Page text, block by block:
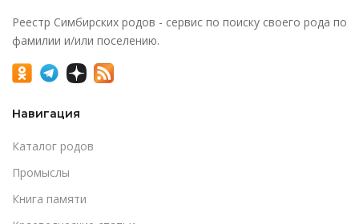
Реестр Симбирских родов - сервис по поиску своего рода по
фамилии и/или поселению.
Навигация
Каталог родов
Промыслы
Книга памяти